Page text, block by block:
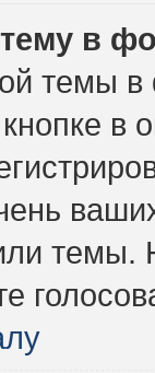
в
темы
темы.